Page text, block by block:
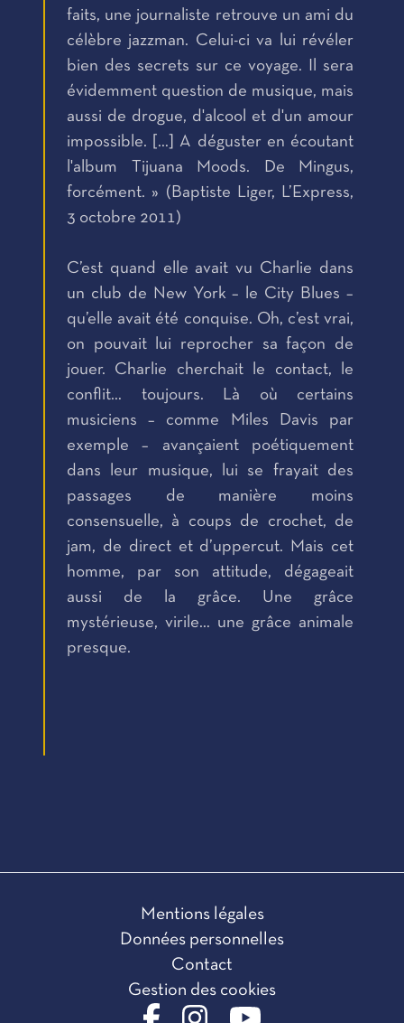
faits, une journaliste retrouve un ami du
célèbre jazzman. Celui-ci va lui révéler
bien des secrets sur ce voyage. Il sera
évidemment question de musique, mais
aussi de drogue, d'alcool et d'un amour
impossible. […] A déguster en écoutant
l'album Tijuana Moods. De Mingus,
forcément. » (Baptiste Liger, L’Express,
3 octobre 2011)
C’est quand elle avait vu Charlie dans
un club de New York – le City Blues –
qu’elle avait été conquise. Oh, c’est vrai,
on pouvait lui reprocher sa façon de
jouer. Charlie cherchait le contact, le
conflit… toujours. Là où certains
musiciens – comme Miles Davis par
exemple – avançaient poétiquement
dans leur musique, lui se frayait des
passages de manière moins
consensuelle, à coups de crochet, de
jam, de direct et d’uppercut. Mais cet
homme, par son attitude, dégageait
aussi de la grâce. Une grâce
mystérieuse, virile… une grâce animale
presque.
Mentions légales
Données personnelles
Contact
Gestion des cookies